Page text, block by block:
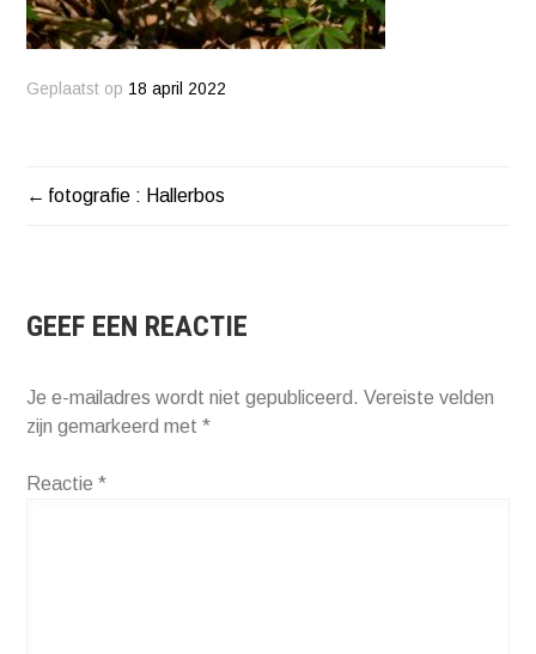
Geplaatst op 18 april 2022
BERICHT
fotografie : Hallerbos
GEEF EEN REACTIE
Je e-mailadres wordt niet gepubliceerd. Vereiste velden
zijn gemarkeerd met*
Reactie*